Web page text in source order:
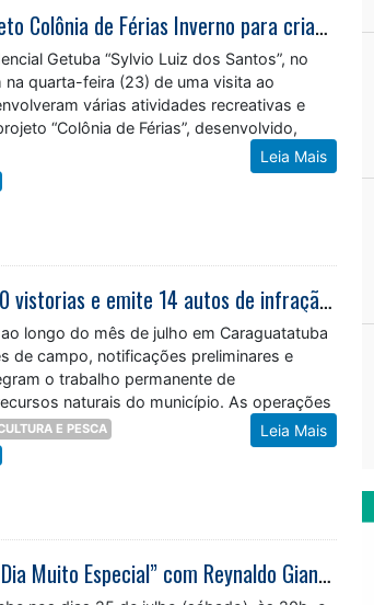
Prefeitura de Caraguatatuba realiza projeto Colônia de Férias Inverno para crianças e adolescentes do Residencial Getuba
Getuba “Sylvio Luiz dos Santos”, no
quarta-feira (23) de uma visita ao
várias atividades recreativas e
“Colônia de Férias”, desenvolvido,
Leia Mais
Fiscalização ambiental realiza mais de 100 vistorias e emite 14 autos de infração em julho em Caraguatatuba
longo do mês de julho em Caraguatatuba
de campo, notificações preliminares e
o trabalho permanente de
naturais do município. As operações
Leia Mais
E PESCA
Teatro Mario Covas apresenta peça “Um Dia Muito Especial” com Reynaldo Gianecchini nos dias 25 e 26